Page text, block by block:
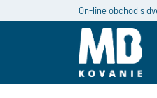
On-line obchod s